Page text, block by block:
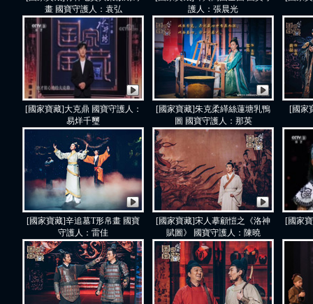
畫 國寶守護人：袁弘
護人：張晨光
[國家寶藏]大克鼎 國寶守護人：
易烊千璽
[國家寶藏]朱克柔緙絲蓮塘乳鴨
圖 國寶守護人：那英
[國家
[國家寶藏]辛追墓T形帛畫 國寶
守護人：雷佳
[國家寶藏]宋人摹顧愷之《洛神
賦圖》 國寶守護人：陳曉
[國家